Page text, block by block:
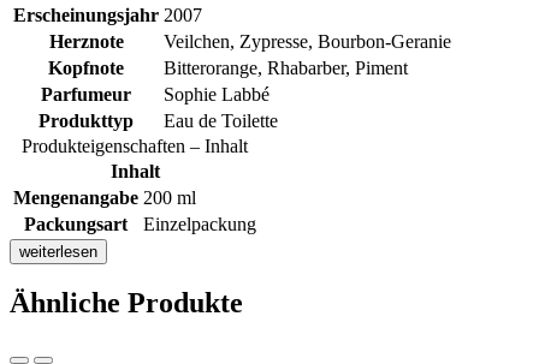
Erscheinungsjahr 2007
Herznote
Veilchen, Zypresse, Bourbon-Geranie
Kopfnote
Bitterorange, Rhabarber, Piment
Parfumeur
Sophie Labbé
Produkttyp
Eau de Toilette
Produkteigenschaften – Inhalt
Inhalt
Mengenangabe 200 ml
Packungsart
Einzelpackung
weiterlesen
Ähnliche Produkte